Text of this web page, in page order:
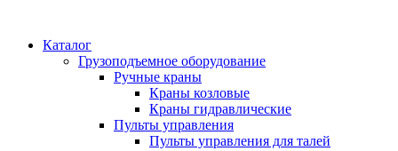
Каталог
Грузоподъемное оборудование
Ручные краны
Краны козловые
Краны гидравлические
Пульты управления
Пульты управления для талей